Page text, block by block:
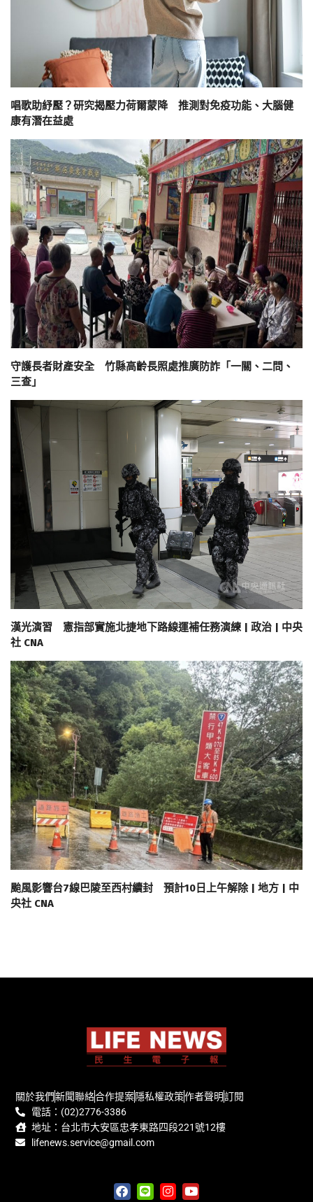
唱歌助紓壓？研究揭壓力荷爾蒙降 推測對免疫功能、大腦健
康有潛在益處
守護長者財產安全 竹縣高齡長照處推廣防詐「一關、二問、
三查」
漢光演習 憲指部實施北捷地下路線運補任務演練 | 政治 | 中央
社 CNA
颱風影響台7線巴陵至西村續封 預計10日上午解除 | 地方 | 中
央社 CNA
關於我們新聞聯絡合作提案隱私權政策作者聲明訂閱
電話：(02)2776-3386
地址：台北市大安區忠孝東路四段221號12樓
lifenews.service@gmail.com